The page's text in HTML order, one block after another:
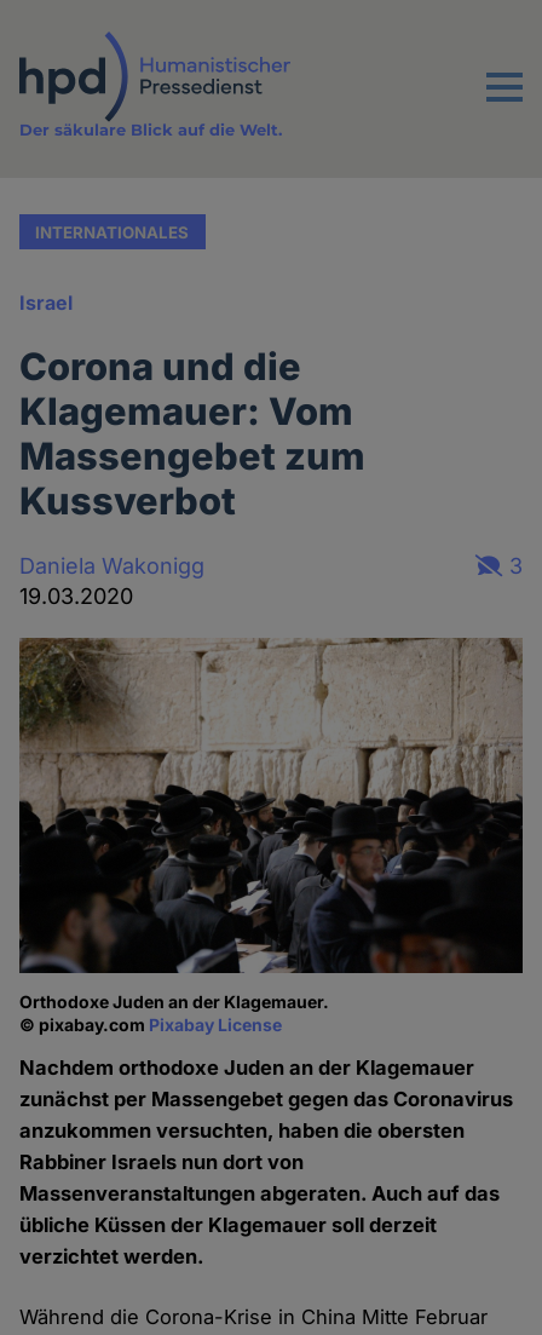
Inhalt
Menu
Der säkulare Blick auf die Welt.
INTERNATIONALES
Israel
Corona und die
Klagemauer: Vom
Massengebet zum
Kussverbot
Daniela Wakonigg
19.03.2020
3
Orthodoxe Juden an der Klagemauer.
© pixabay.com Pixabay License
Nachdem orthodoxe Juden an der Klagemauer
zunächst per Massengebet gegen das Coronavirus
anzukommen versuchten, haben die obersten
Rabbiner Israels nun dort von
Massenveranstaltungen abgeraten. Auch auf das
übliche Küssen der Klagemauer soll derzeit
verzichtet werden.
Während die Corona-Krise in China Mitte Februar